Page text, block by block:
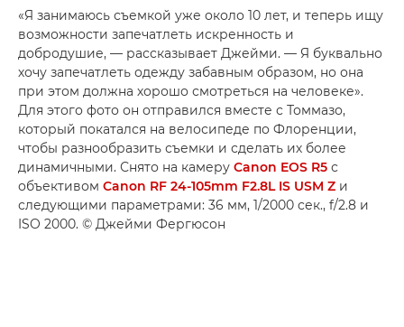
«Я занимаюсь съемкой уже около 10 лет, и теперь ищу
возможности запечатлеть искренность и
добродушие, — рассказывает Джейми. — Я буквально
хочу запечатлеть одежду забавным образом, но она
при этом должна хорошо смотреться на человеке».
Для этого фото он отправился вместе с Томмазо,
который покатался на велосипеде по Флоренции,
чтобы разнообразить съемки и сделать их более
динамичными. Снято на камеру Canon EOS R5 с
объективом Canon RF 24-105mm F2.8L IS USM Z и
следующими параметрами: 36 мм, 1/2000 сек., f/2.8 и
ISO 2000. © Джейми Фергюсон